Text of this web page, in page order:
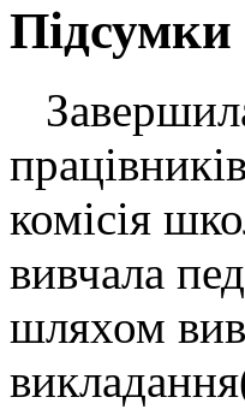
Підсумки
комісія
вивчала
шляхом